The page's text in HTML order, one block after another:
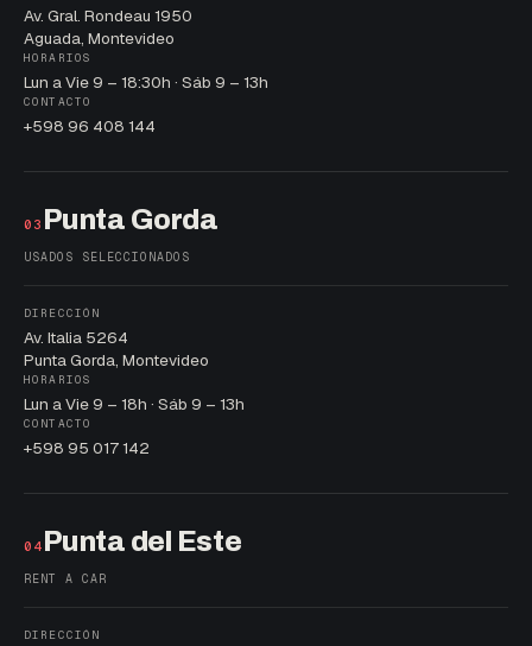
Av. Gral. Rondeau 1950
Aguada, Montevideo
HORARIOS
Lun a Vie 9 – 18:30h · Sáb 9 – 13h
CONTACTO
+598 96 408 144
03 Punta Gorda
USADOS SELECCIONADOS
DIRECCIÓN
Av. Italia 5264
Punta Gorda, Montevideo
HORARIOS
Lun a Vie 9 – 18h · Sáb 9 – 13h
CONTACTO
+598 95 017 142
04 Punta del Este
RENT A CAR
DIRECCIÓN